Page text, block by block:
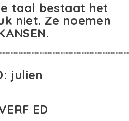
taal bestaat het
niet. Ze noemen
julien
ED